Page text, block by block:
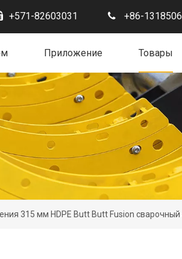
+571-82603031 +86-
Приложение Товары
315 мм HDPE Butt Butt Fusion сварочный